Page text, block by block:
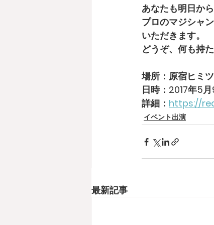
あなたも明日か
プロのマジシャ
いただきます。
どうぞ、何も持
場所：原宿ヒミ
日時：2017年5
詳細： https://
イベント出演
最新記事